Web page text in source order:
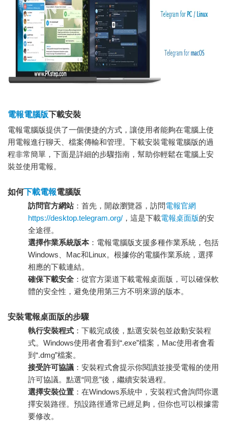
電報電腦版下載安裝
電報電腦版提供了一個便捷的方式，讓使用者能夠在電腦上使
用電報進行聊天、檔案傳輸和管理。下載安裝電報電腦版的過
程非常簡單，下面是詳細的步驟指南，幫助你輕鬆在電腦上安
裝並使用電報。
如何下載電報電腦版
訪問官方網站：首先，開啟瀏覽器，訪問電報官網
https://desktop.telegram.org/ ，這是下載電報桌面版的安
全途徑。
選擇作業系統版本：電報電腦版支援多種作業系統，包括
Windows、Mac和Linux。根據你的電腦作業系統，選擇
相應的下載連結。
確保下載安全：從官方渠道下載電報桌面版，可以確保軟
體的安全性，避免使用第三方不明來源的版本。
安裝電報桌面版的步驟
執行安裝程式 ：下載完成後，點選安裝包並啟動安裝程
式。Windows使用者會看到“.exe”檔案，Mac使用者會看
到“.dmg”檔案。
接受許可協議 ：安裝程式會提示你閱讀並接受電報的使用
許可協議。點選“同意”後，繼續安裝過程。
選擇安裝位置 ：在Windows系統中，安裝程式會詢問你選
擇安裝路徑。預設路徑通常已經足夠，但你也可以根據需
要修改。